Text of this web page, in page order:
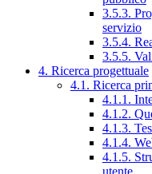
3.5.3.
servizio
3.5.4.
3.5.5.
4. Ricerca progettuale
4.1. Ricerca
4.1.1.
4.1.2.
4.1.3.
4.1.4.
4.1.5.
utente